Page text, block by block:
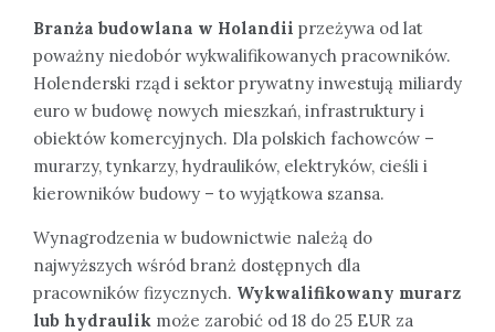
Branża budowlana w Holandii przeżywa od lat
poważny niedobór wykwalifikowanych pracowników.
Holenderski rząd i sektor prywatny inwestują miliardy
euro w budowę nowych mieszkań, infrastruktury i
obiektów komercyjnych. Dla polskich fachowców –
murarzy, tynkarzy, hydraulików, elektryków, cieśli i
kierowników budowy – to wyjątkowa szansa.
Wynagrodzenia w budownictwie należą do
najwyższych wśród branż dostępnych dla
pracowników fizycznych. Wykwalifikowany murarz
lub hydraulik może zarobić od 18 do 25 EUR za